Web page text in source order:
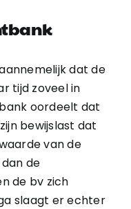
dat de
tijd zoveel in
oordeelt dat
bewijslast dat
van de
de
de bv zich
slaagt er echter